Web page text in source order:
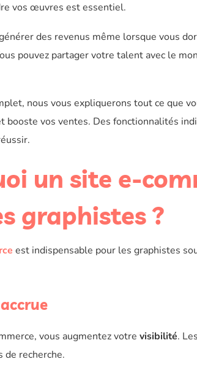
vos œuvres est essentiel.
des revenus même lorsque vous
pouvez partager votre talent avec le
nous vous expliquerons tout ce que
booste vos ventes. Des fonctionnalités
un site e-
graphistes ?
est indispensable pour les graphistes
vous augmentez votre visibilité.
de recherche.